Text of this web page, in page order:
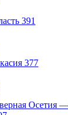
391
377
Осетия